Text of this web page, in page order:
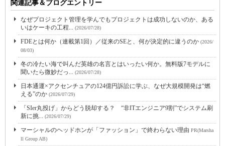
関連記事＆ブログエントリー
なぜプロジェクト管理を学んでもプロジェクトは成功しないのか、ある
いはケーキの工程... (2026/07/28)
FDEとは何か（連載第1回）／従来のSEと、何が決定的に違うのか (2026/
08/03)
冬の冷たい海で叫んだ英雄の名言とはいったい何か。無料版7モデルに
聞いたら微妙だっ... (2026/07/28)
日本通運×アクセンチュアの124億円訴訟に学ぶ、なぜ大規模開発は“燃
える”のか (2026/07/29)
「SIer丸投げ」からどう脱却する？ “非ITエンジニア9割”でシステム刷
新に挑... (2026/07/29)
マーシャルのヘッドホンが「ファッション」で終わらない理由 PR(Marsha
ll Group AB)